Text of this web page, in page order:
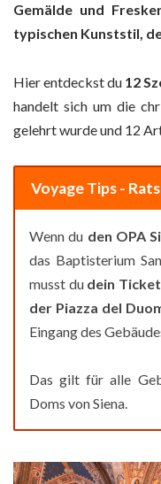
Gemälde und
typischen Kunststil,
Hier entdeckst du 12
handelt sich um die
gelehrt wurde und 12
Voyage Tips -
Wenn du den OPA
das Baptisterium
musst du dein
der Piazza del
Eingang des
Das gilt für alle
Doms von Siena.